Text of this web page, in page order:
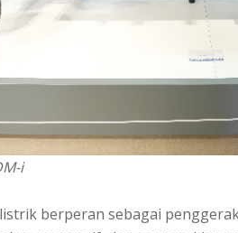
i
berperan sebagai